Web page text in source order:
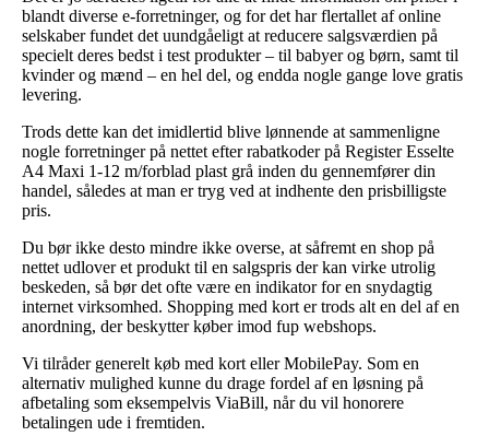
blandt diverse e-forretninger, og for det har flertallet af online
selskaber fundet det uundgåeligt at reducere salgsværdien på
specielt deres bedst i test produkter – til babyer og børn, samt til
kvinder og mænd – en hel del, og endda nogle gange love gratis
levering.
Trods dette kan det imidlertid blive lønnende at sammenligne
nogle forretninger på nettet efter rabatkoder på Register Esselte
A4 Maxi 1-12 m/forblad plast grå inden du gennemfører din
handel, således at man er tryg ved at indhente den prisbilligste
pris.
Du bør ikke desto mindre ikke overse, at såfremt en shop på
nettet udlover et produkt til en salgspris der kan virke utrolig
beskeden, så bør det ofte være en indikator for en snydagtig
internet virksomhed. Shopping med kort er trods alt en del af en
anordning, der beskytter køber imod fup webshops.
Vi tilråder generelt køb med kort eller MobilePay. Som en
alternativ mulighed kunne du drage fordel af en løsning på
afbetaling som eksempelvis ViaBill, når du vil honorere
betalingen ude i fremtiden.